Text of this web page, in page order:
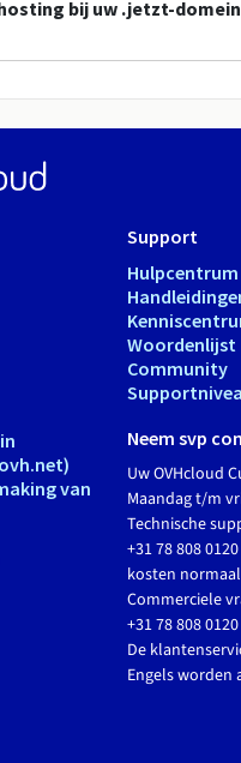
bij uw .jetzt-
van
Support
Hulpcentrum
Woordenlijst
Community
Neem svp
Uw OVHcloud
Maandag t/m
Technische
+31 78 808 0120
kosten
Commerciele
+31 78 808 0120
De
Engels worden